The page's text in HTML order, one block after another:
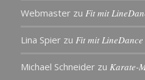
Webmasterzu Fit mit
Lina Spierzu Fit mit LineDance
Michael Schneiderzu Karate-